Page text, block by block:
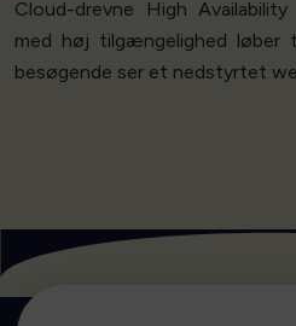
Cloud-drevne High
med høj tilgængelighed
besøgende ser et nedstyrtet